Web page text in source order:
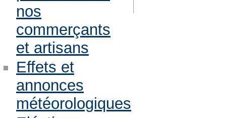
nos
commerçants
et artisans
Effets et
annonces
météorologiques